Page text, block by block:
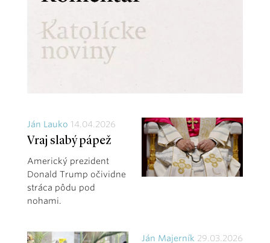
Ján Lauko 14.04.2026
Vraj slabý pápež
Americký prezident
Donald Trump očividne
stráca pôdu pod
nohami.
Ján Majerník 29.03.2026